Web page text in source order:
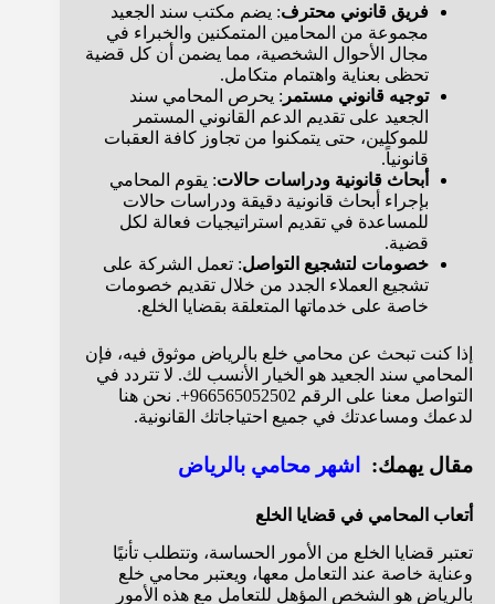
فريق قانوني محترف: يضم مكتب سند الجعيد
مجموعة من المحامين المتمكنين والخبراء في
مجال الأحوال الشخصية، مما يضمن أن كل قضية
تحظى بعناية واهتمام متكامل.
توجيه قانوني مستمر : يحرص المحامي سند
الجعيد على تقديم الدعم القانوني المستمر
للموكلين، حتى يتمكنوا من تجاوز كافة العقبات
قانونياً.
أبحاث قانونية ودراسات حالات: يقوم المحامي
بإجراء أبحاث قانونية دقيقة ودراسات حالات
للمساعدة في تقديم استراتيجيات فعالة لكل
قضية.
خصومات لتشجيع التواصل: تعمل الشركة على
تشجيع العملاء الجدد من خلال تقديم خصومات
خاصة على خدماتها المتعلقة بقضايا الخلع.
إذا كنت تبحث عن محامي خلع بالرياض موثوق فيه، فإن
المحامي سند الجعيد هو الخيار الأنسب لك. لا تتردد في
التواصل معنا على الرقم 966565052502+. نحن هنا
لدعمك ومساعدتك في جميع احتياجاتك القانونية.
مقال يهمك: اشهر محامي بالرياض
أتعاب المحامي في قضايا الخلع
تعتبر قضايا الخلع من الأمور الحساسة، وتتطلب تأنيًا
وعناية خاصة عند التعامل معها، ويعتبر محامي خلع
بالرياض هو الشخص المؤهل للتعامل مع هذه الأمور